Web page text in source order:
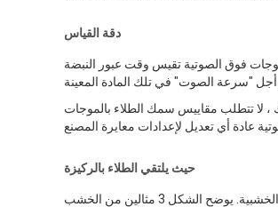
دقة القياس
فوق الصوتية تقيس وقت عبور النبضة
، لا تتطلب مقاييس سمك الطلاء بالموجات
حيث يلتقي الطلاء بالركيزة
من العوامل التي تؤثر على دقة وتكرار القياس بالموجات فوق الصوتية كيفية تفاعل هذه الطلاءات مع الركيزة الخشبية. يوضح الشكل 3 مثالين من الخشب